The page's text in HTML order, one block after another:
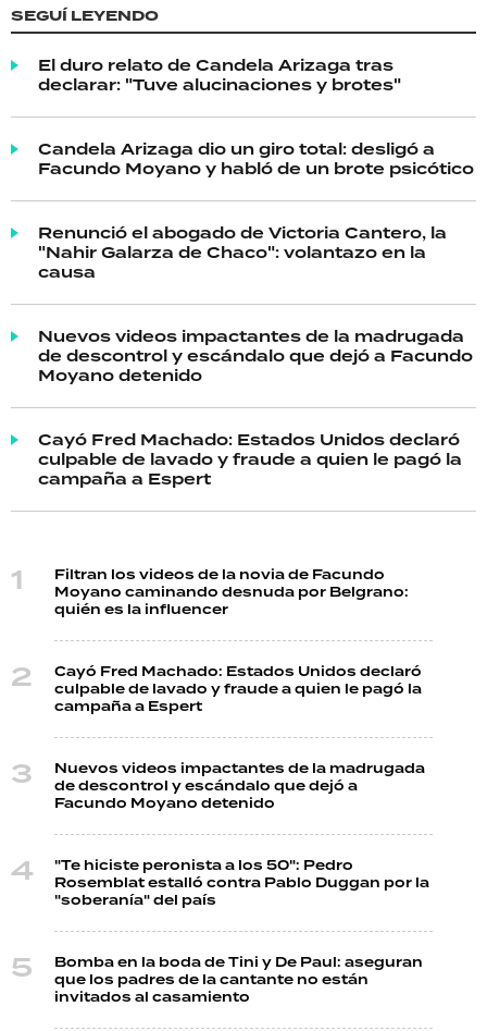
SEGUÍ LEYENDO
El duro relato de Candela Arizaga tras
declarar: "Tuve alucinaciones y brotes"
Candela Arizaga dio un giro total: desligó a
Facundo Moyano y habló de un brote psicótico
Renunció el abogado de Victoria Cantero, la
"Nahir Galarza de Chaco": volantazo en la
causa
Nuevos videos impactantes de la madrugada
de descontrol y escándalo que dejó a Facundo
Moyano detenido
Cayó Fred Machado: Estados Unidos declaró
culpable de lavado y fraude a quien le pagó la
campaña a Espert
Filtran los videos de la novia de Facundo
Moyano caminando desnuda por Belgrano:
quién es la influencer
Cayó Fred Machado: Estados Unidos declaró
culpable de lavado y fraude a quien le pagó la
campaña a Espert
Nuevos videos impactantes de la madrugada
de descontrol y escándalo que dejó a
Facundo Moyano detenido
"Te hiciste peronista a los 50": Pedro
Rosemblat estalló contra Pablo Duggan por la
"soberanía" del país
Bomba en la boda de Tini y De Paul: aseguran
que los padres de la cantante no están
invitados al casamiento